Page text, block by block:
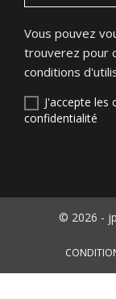
Vous pouvez
trouverez pour
conditions
J'accepte les
confidentialité
© 2026 -